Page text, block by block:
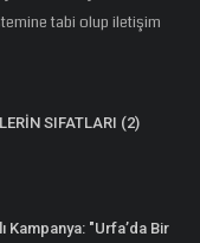
tabi olup iletişim
SIFATLARI (2)
Kampanya: "Urfa’da Bir